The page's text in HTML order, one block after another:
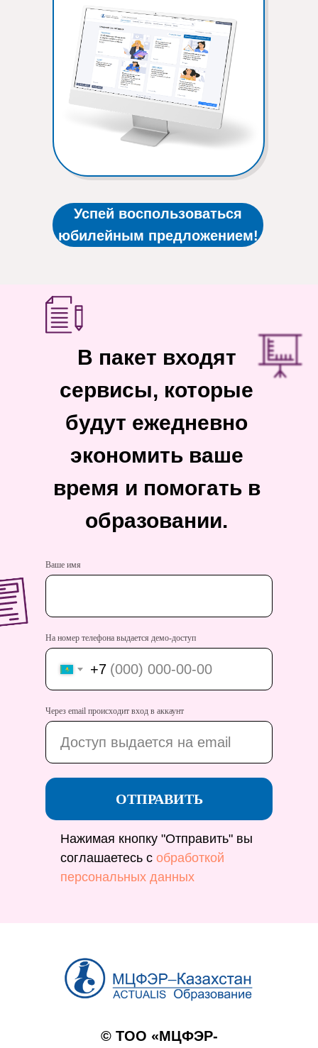
Успей воспользоваться
юбилейным предложением!
В пакет входят
сервисы, которые
будут ежедневно
экономить ваше
время и помогать в
образовании.
Ваше имя
На номер телефона выдается демо-доступ
+7
Через email происходит вход в аккаунт
ОТПРАВИТЬ
Нажимая кнопку "Отправить" вы
соглашаетесь с обработкой
персональных данных
© ТОО «МЦФЭР-